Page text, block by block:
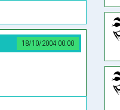
18/10/2004 00:00